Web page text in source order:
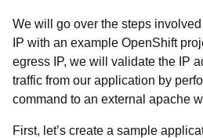
We will go over the steps
IP with an example OpenShift
egress IP, we will validate the IP
traffic from our application by
command to an external apache
First, let’s create a sample